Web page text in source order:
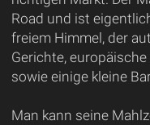
Road und ist
freiem Himmel, der
Gerichte,
sowie einige kleine
Man kann seine